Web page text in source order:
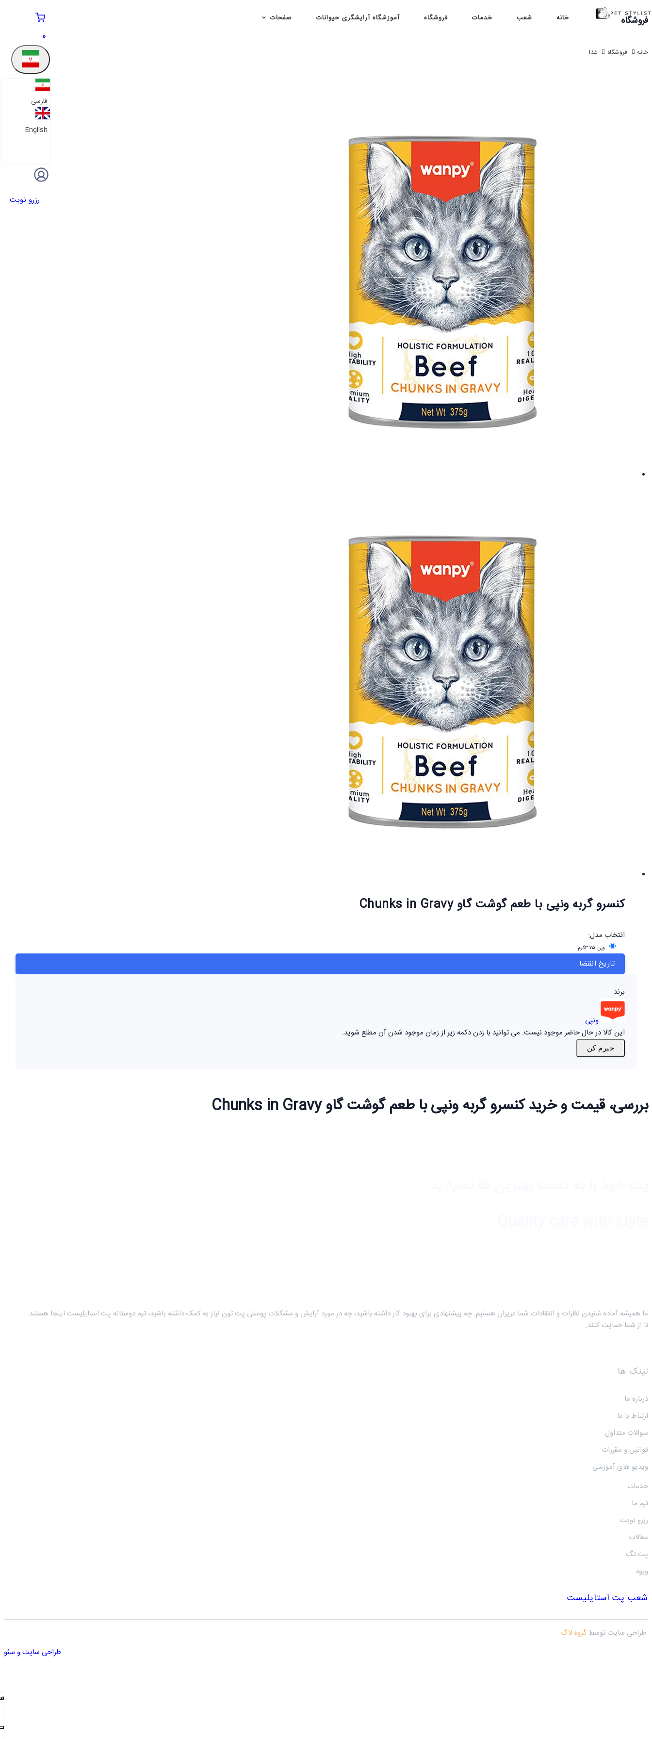
0
فارسی
English
رزرو نوبت
خانه شعب خدمات فروشگاه آموزشگاه آرایشگری حیوانات صفحات فروشگاه
خانه فروشگاه غذا
کنسرو گربه ونپی با طعم گوشت گاو Chunks in Gravy
انتخاب مدل:
وزن 375گرم
تاریخ انقضا:
برند:
ونپی
این کالا در حال حاضر موجود نیست. می توانید با زدن دکمه زیر از زمان موجود شدن آن مطلع شوید.
خبرم کن
بررسی، قیمت و خرید کنسرو گربه ونپی با طعم گوشت گاو Chunks in Gravy
ما همیشه آماده شنیدن نظرات و انتقادات شما عزیزان هستیم. چه پیشنهادی برای بهبود کار داشته باشید، چه در مورد آرایش و مشکلات پوستی پت تون نیاز به کمک داشته باشید، تیم دوستانه پت استایلیست اینجا هستند
تا از شما حمایت کنند.
لینک ها
درباره ما
ارتباط با ما
سوالات متداول
قوانین و مقررات
ویدیو های آموزشی
خدمات
تیم ما
رزرو نوبت
مقالات
پت تگ
ورود
شعب پت استایلیست
طراحی سایت توسط گروه لاگ
طراحی سایت و سئو